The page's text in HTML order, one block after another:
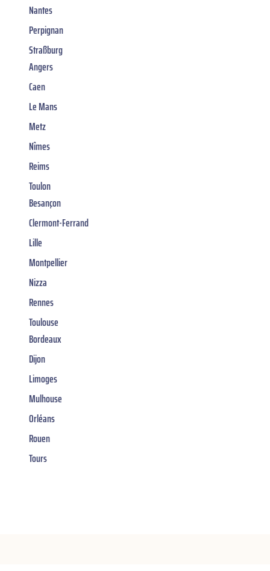
Nantes
Perpignan
Straßburg
Angers
Caen
Le Mans
Metz
Nîmes
Reims
Toulon
Besançon
Clermont-Ferrand
Lille
Montpellier
Nizza
Rennes
Toulouse
Bordeaux
Dijon
Limoges
Mulhouse
Orléans
Rouen
Tours